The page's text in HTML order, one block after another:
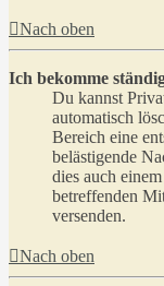
Nach oben
Ich bekomme
Du kannst
automatisch
Bereich eine
belästigende
dies auch
betreffenden
versenden.
Nach oben